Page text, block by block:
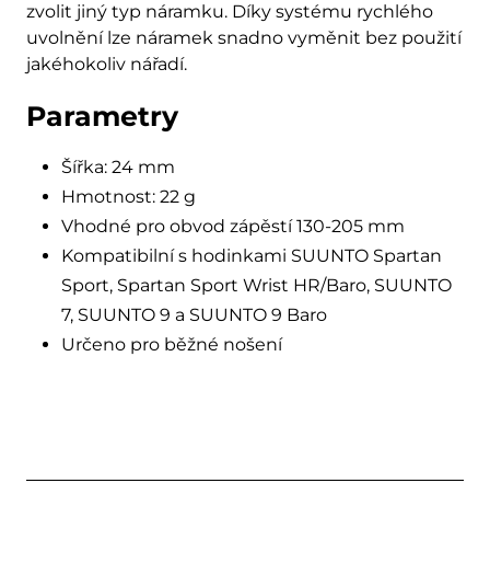
zvolit jiný typ náramku. Díky systému rychlého
uvolnění lze náramek snadno vyměnit bez použití
jakéhokoliv nářadí.
Parametry
Šířka: 24 mm
Hmotnost: 22 g
Vhodné pro obvod zápěstí 130-205 mm
Kompatibilní s hodinkami SUUNTO Spartan
Sport, Spartan Sport Wrist HR/Baro, SUUNTO
7, SUUNTO 9 a SUUNTO 9 Baro
Určeno pro běžné nošení